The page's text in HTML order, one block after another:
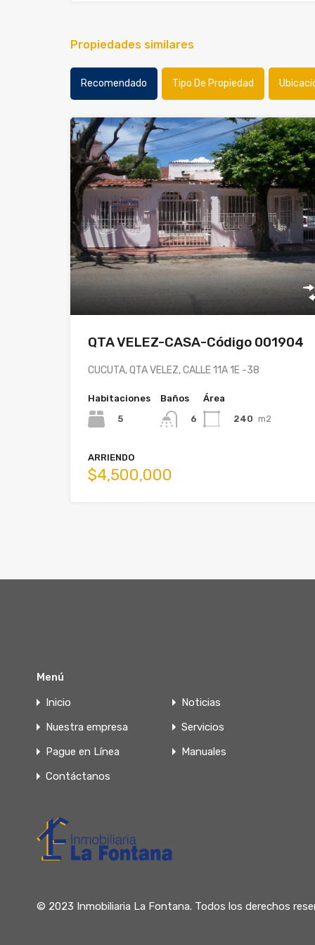
Propiedades similares
Recomendado Tipo De Propiedad
QTA VELEZ-CASA-Código 001904
CUCUTA, QTA VELEZ, CALLE 11A 1E -38
Habitaciones
5
Baños
6
Área
240 m2
ARRIENDO
$4,500,000
Menú
Inicio
Noticias
Nuestra empresa
Servicios
Pague en Línea
Manuales
Contáctanos
© 2023 Inmobiliaria La Fontana. Todos los derechos